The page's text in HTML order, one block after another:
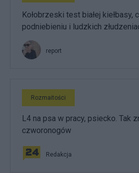
Kołobrzeski test białej kiełbasy,
podniebieniu i ludzkich
report
Rozmaitości
L4 na psa w pracy, psiecko. Tak
czworonogów
Redakcja